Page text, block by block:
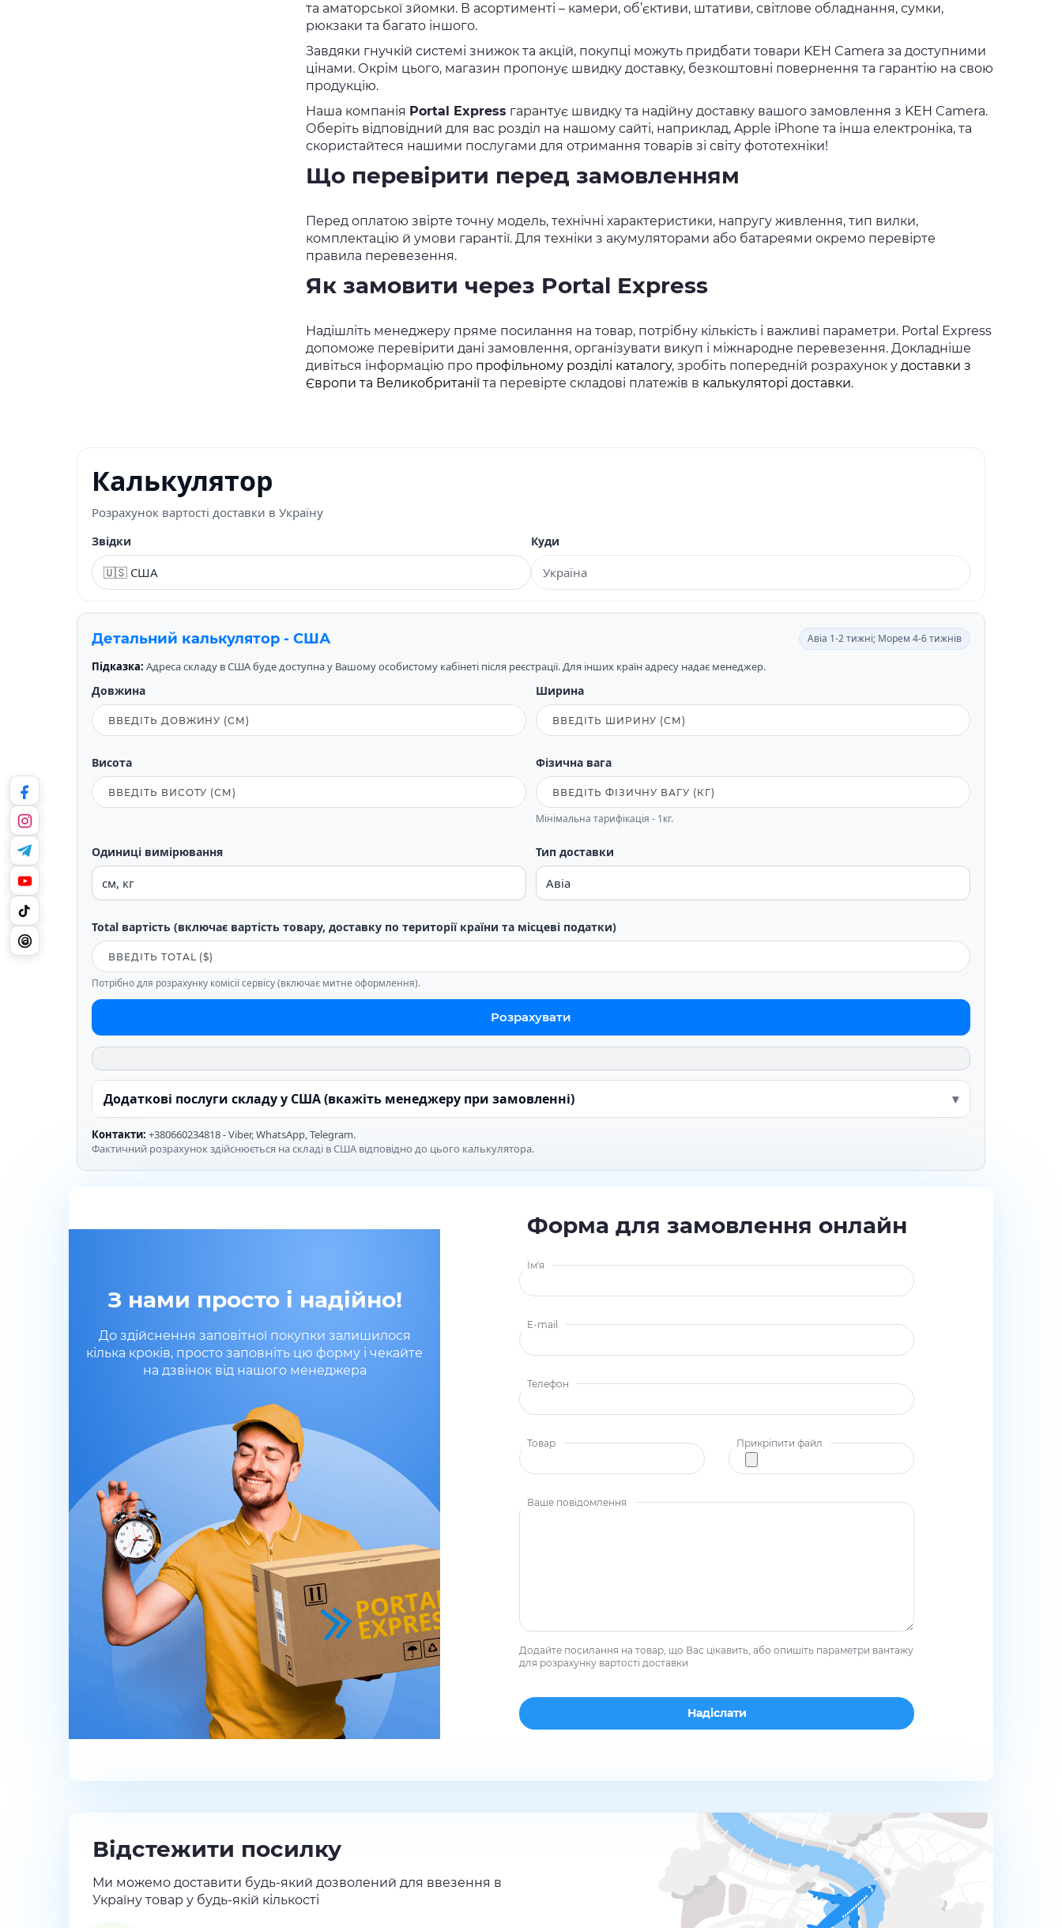
та аматорської зйомки. В асортименті – камери, об’єктиви, штативи, світлове обладнання, сумки,
рюкзаки та багато іншого.
Завдяки гнучкій системі знижок та акцій, покупці можуть придбати товари KEH Camera за доступними
цінами. Окрім цього, магазин пропонує швидку доставку, безкоштовні повернення та гарантію на свою
продукцію.
Наша компанія Portal Express гарантує швидку та надійну доставку вашого замовлення з KEH Camera.
Оберіть відповідний для вас розділ на нашому сайті, наприклад, Apple iPhone та інша електроніка, та
скористайтеся нашими послугами для отримання товарів зі світу фототехніки!
Що перевірити перед замовленням
Перед оплатою звірте точну модель, технічні характеристики, напругу живлення, тип вилки,
комплектацію й умови гарантії. Для техніки з акумуляторами або батареями окремо перевірте
правила перевезення.
Як замовити через Portal Express
Надішліть менеджеру пряме посилання на товар, потрібну кількість і важливі параметри. Portal Express
допоможе перевірити дані замовлення, організувати викуп і міжнародне перевезення. Докладніше
дивіться інформацію про профільному розділі каталогу, зробіть попередній розрахунок у доставки з
Європи та Великобританії та перевірте складові платежів в калькуляторі доставки.
Калькулятор
Розрахунок вартості доставки в Україну
Звідки Куди
Детальний калькулятор - США Авіа 1-2 тижні; Морем 4-6 тижнів
Підказка: Адреса складу в США буде доступна у Вашому особистому кабінеті після реєстрації. Для інших країн адресу надає менеджер.
Довжина Ширина
Висота Фізична вага
Мінімальна тарифікація - 1кг.
Одиниці вимірювання Тип доставки
Total вартість (включає вартість товару, доставку по території країни та місцеві податки)
Потрібно для розрахунку комісії сервісу (включає митне оформлення).
Розрахувати
Додаткові послуги складу у США (вкажіть менеджеру при замовленні)
Контакти: +380660234818 - Viber, WhatsApp, Telegram.
Фактичний розрахунок здійснюється на складі в США відповідно до цього калькулятора.
З нами просто і надійно!
До здійснення заповітної покупки залишилося
кілька кроків, просто заповніть цю форму і чекайте
на дзвінок від нашого менеджера
Форма для замовлення онлайн
Ім'я
E-mail
Телефон
Товар Прикріпити файл
Ваше повідомлення
Додайте посилання на товар, що Вас цікавить, або опишіть параметри вантажу
для розрахунку вартості доставки
Відстежити посилку
Ми можемо доставити будь-який дозволений для ввезення в
Україну товар у будь-якій кількості